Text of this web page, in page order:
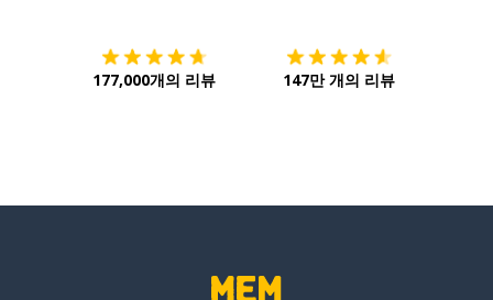
177,000개의 리뷰 147만 개의 리뷰